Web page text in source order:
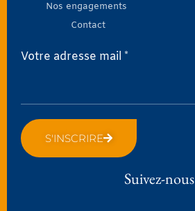
Nos engagements
Contact
Votre adresse mail *
S'INSCRIRE
Suivez-nous